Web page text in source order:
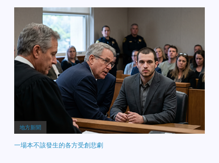
地方新聞
一場本不該發生的各方受創悲劇